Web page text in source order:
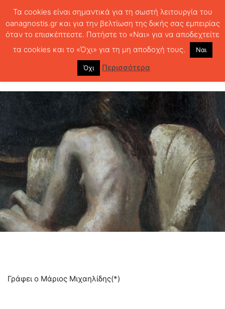
Στιγμιότυπα του σώματος
Στιγμιότυπα του σώματος
Γράφει ο Μάριος Μιχαηλίδης(*)
Τα cookies είναι σημαντικά για τη σωστή λειτουργία του
oanagnostis.gr και για την βελτίωση της δικής σας εμπειρίας
όταν το επισκέπτεστε. Πατήστε το «Ναι» για να αποδεχτείτε
τα cookies και το «Όχι» για τη μη αποδοχή τους.
Ναι
Όχι Περισσότερα